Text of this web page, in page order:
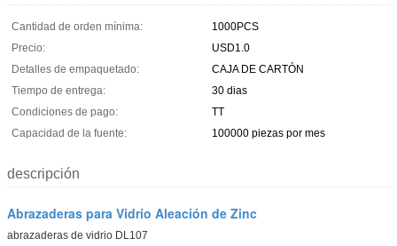
Cantidad de orden mínima:
1000PCS
Precio:
USD1.0
Detalles de empaquetado:
CAJA DE CARTÓN
Tiempo de entrega:
30 dias
Condiciones de pago:
TT
Capacidad de la fuente:
100000 piezas por mes
descripción
Abrazaderas para Vidrio Aleación de Zinc
abrazaderas de vidrio DL107